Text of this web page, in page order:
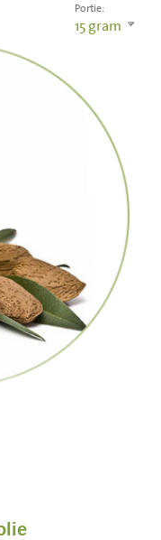
Portie:
15gram